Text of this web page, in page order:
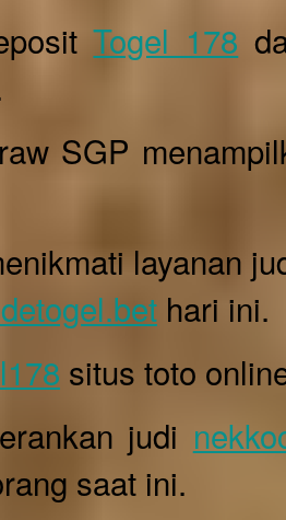
Togel 178
SGP
layanan
hari ini.
situs toto
judi
saat ini.